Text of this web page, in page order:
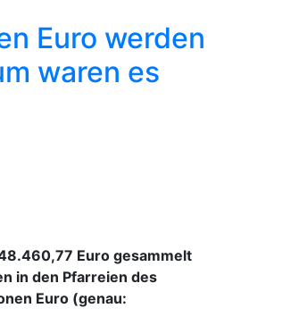
Euro werden
waren es
Euro gesammelt
in den Pfarreien des
Euro (genau: